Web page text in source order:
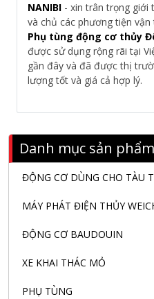
Danh mục sản phẩm
ĐỘNG CƠ DÙNG CHO TÀU
MÁY PHÁT ĐIỆN THỦY
ĐỘNG CƠ BAUDOUIN
XE KHAI THÁC MỎ
PHỤ TÙNG
NANIBI - xin trân trọng giới
và chủ các phương tiện
Phụ tùng động cơ thủy
được sử dụng rộng rãi tại
gần đây và đã được thị
lượng tốt và giá cả hợp lý.